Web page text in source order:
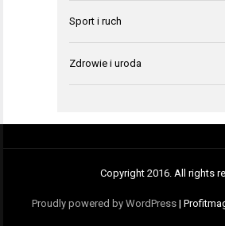
Sport i ruch
Zdrowie i uroda
Copyright 2016. All rights
Proudly powered by WordPress |